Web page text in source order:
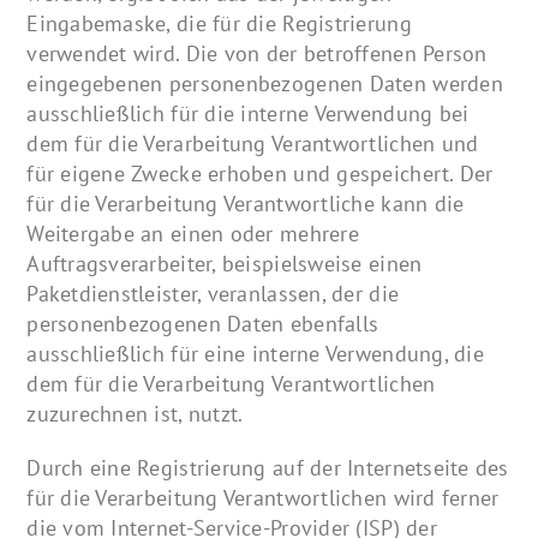
Eingabemaske, die für die Registrierung
verwendet wird. Die von der betroffenen Person
eingegebenen personenbezogenen Daten werden
ausschließlich für die interne Verwendung bei
dem für die Verarbeitung Verantwortlichen und
für eigene Zwecke erhoben und gespeichert. Der
für die Verarbeitung Verantwortliche kann die
Weitergabe an einen oder mehrere
Auftragsverarbeiter, beispielsweise einen
Paketdienstleister, veranlassen, der die
personenbezogenen Daten ebenfalls
ausschließlich für eine interne Verwendung, die
dem für die Verarbeitung Verantwortlichen
zuzurechnen ist, nutzt.
Durch eine Registrierung auf der Internetseite des
für die Verarbeitung Verantwortlichen wird ferner
die vom Internet-Service-Provider (ISP) der